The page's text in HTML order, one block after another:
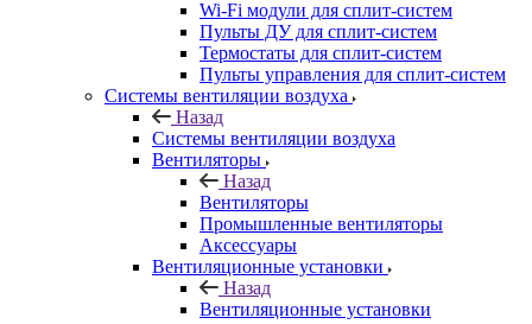
Wi-Fi модули для сплит-систем
Пульты ДУ для сплит-систем
Термостаты для сплит-систем
Пульты управления для сплит-систем
Системы вентиляции воздуха
Назад
Системы вентиляции воздуха
Вентиляторы
Назад
Вентиляторы
Промышленные вентиляторы
Аксессуары
Вентиляционные установки
Назад
Вентиляционные установки